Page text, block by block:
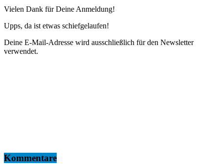
Vielen Dank für Deine Anmeldung!
Upps, da ist etwas schiefgelaufen!
Deine E-Mail-Adresse wird ausschließlich für den Newsletter
verwendet.
Kommentare